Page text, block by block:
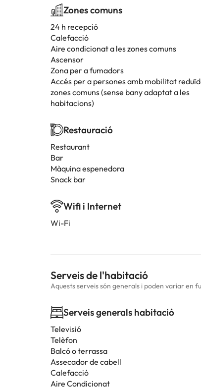
Zones comuns
24 h recepció
Calefacció
Aire condicionat a les zones comuns
Ascensor
Zona per a fumadors
Accés per a persones amb mobilitat
zones comuns (sense bany adaptat a les
habitacions)
Restauració
Restaurant
Bar
Màquina espenedora
Snack bar
Wifi i Internet
Wi-Fi
Serveis de l'habitació
Aquests serveis són generals i poden variar en
Serveis generals habitació
Televisió
Telèfon
Balcó o terrassa
Assecador de cabell
Calefacció
Aire Condicionat